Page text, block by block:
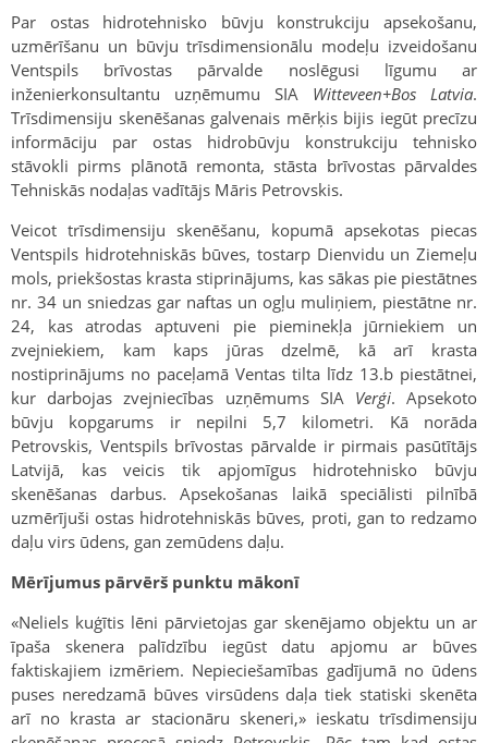
Par ostas hidrotehnisko būvju konstrukciju apsekošanu,
uzmērīšanu un būvju trīsdimensionālu modeļu izveidošanu
Ventspils brīvostas pārvalde noslēgusi līgumu ar
inženierkonsultantu uzņēmumu SIA Witteveen+Bos Latvia.
Trīsdimensiju skenēšanas galvenais mērķis bijis iegūt precīzu
informāciju par ostas hidrobūvju konstrukciju tehnisko
stāvokli pirms plānotā remonta, stāsta brīvostas pārvaldes
Tehniskās nodaļas vadītājs Māris Petrovskis.
Veicot trīsdimensiju skenēšanu, kopumā apsekotas piecas
Ventspils hidrotehniskās būves, tostarp Dienvidu un Ziemeļu
mols, priekšostas krasta stiprinājums, kas sākas pie piestātnes
nr. 34 un sniedzas gar naftas un ogļu muliņiem, piestātne nr.
24, kas atrodas aptuveni pie pieminekļa jūrniekiem un
zvejniekiem, kam kaps jūras dzelmē, kā arī krasta
nostiprinājums no paceļamā Ventas tilta līdz 13.b piestātnei,
kur darbojas zvejniecības uzņēmums SIA Verģi. Apsekoto
būvju kopgarums ir nepilni 5,7 kilometri. Kā norāda
Petrovskis, Ventspils brīvostas pārvalde ir pirmais pasūtītājs
Latvijā, kas veicis tik apjomīgus hidrotehnisko būvju
skenēšanas darbus. Apsekošanas laikā speciālisti pilnībā
uzmērījuši ostas hidrotehniskās būves, proti, gan to redzamo
daļu virs ūdens, gan zemūdens daļu.
Mērījumus pārvērš punktu mākonī
«Neliels kuģītis lēni pārvietojas gar skenējamo objektu un ar
īpaša skenera palīdzību iegūst datu apjomu ar būves
faktiskajiem izmēriem. Nepieciešamības gadījumā no ūdens
puses neredzamā būves virsūdens daļa tiek statiski skenēta
arī no krasta ar stacionāru skeneri,» ieskatu trīsdimensiju